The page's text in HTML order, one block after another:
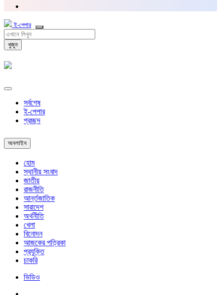
ই-পেপার
খুজুন
সর্বশেষ
ই-পেপার
প্রচ্ছদ
অনলাইন
হোম
স্থানীয় সংবাদ
জাতীয়
রাজনীতি
আর্ন্তজাতিক
সারাদেশ
অর্থনীতি
খেলা
বিনোদন
আজকের পত্রিকা
প্রযুক্তি
চাকরি
ভিডিও